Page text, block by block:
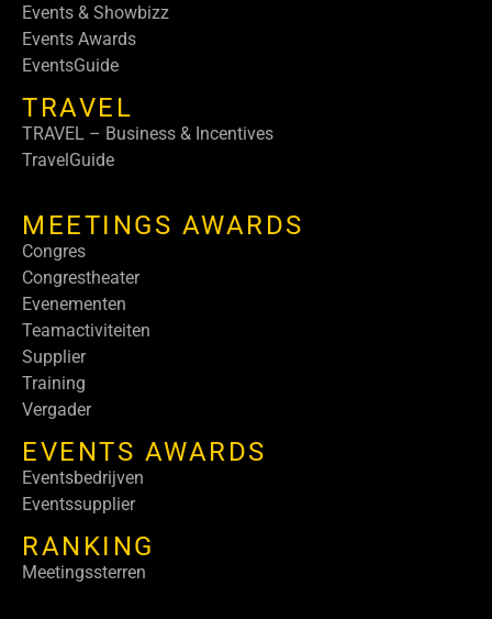
Events & Showbizz
Events Awards
EventsGuide
TRAVEL
TRAVEL – Business & Incentives
TravelGuide
MEETINGS AWARDS
Congres
Congrestheater
Evenementen
Teamactiviteiten
Supplier
Training
Vergader
EVENTS AWARDS
Eventsbedrijven
Eventssupplier
RANKING
Meetingssterren